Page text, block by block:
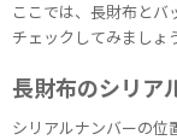
ここでは、長財布とバ
チェックしてみましょう
長財布のシリア
シリアルナンバーの位